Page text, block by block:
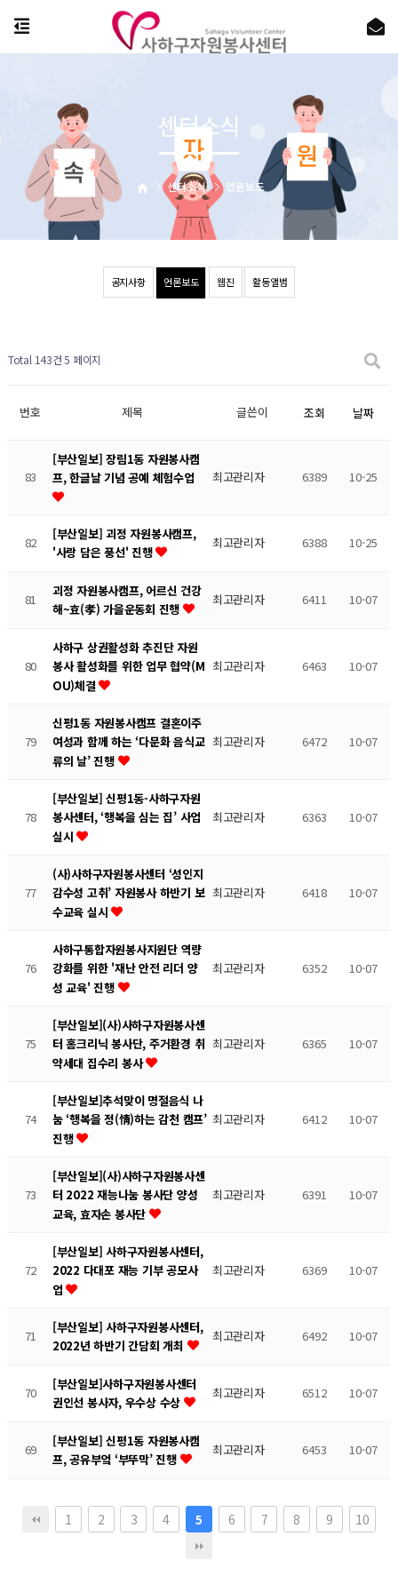
공지사항 언론보도 웹진 활동앨범
센터소식 언론보도
센터소식
Total 143건5 페이지
번호 제목 글쓴이 조회 날짜
83
[부산일보] 장림1동 자원봉사캠
프, 한글날 기념 공예 체험수업
최고관리자 6389 10-25
82
[부산일보] 괴정 자원봉사캠프,
'사랑 담은 풍선' 진행
최고관리자 6388 10-25
81
괴정 자원봉사캠프, 어르신 건강
해~효(孝) 가을운동회 진행
최고관리자 6411 10-07
80
사하구 상권활성화 추진단 자원
봉사 활성화를 위한 업무 협약(M
OU)체결
최고관리자 6463 10-07
79
신평1동 자원봉사캠프 결혼이주
여성과 함께 하는 ‘다문화 음식교
류의 날’ 진행
최고관리자 6472 10-07
78
[부산일보] 신평1동-사하구자원
봉사센터, ‘행복을 심는 집’ 사업
실시
최고관리자 6363 10-07
77
(사)사하구자원봉사센터 ‘성인지
감수성 고취’ 자원봉사 하반기 보
수교육 실시
최고관리자 6418 10-07
76
사하구통합자원봉사지원단 역량
강화를 위한 '재난 안전 리더 양
성 교육' 진행
최고관리자 6352 10-07
75
[부산일보](사)사하구자원봉사센
터 홈크리닉 봉사단, 주거환경 취
약세대 집수리 봉사
최고관리자 6365 10-07
74
[부산일보]추석맞이 명절음식 나
눔 ‘행복을 정(情)하는 감천 캠프’
진행
최고관리자 6412 10-07
73
[부산일보](사)사하구자원봉사센
터 2022 재능나눔 봉사단 양성
교육, 효자손 봉사단
최고관리자 6391 10-07
72
[부산일보] 사하구자원봉사센터,
2022 다대포 재능 기부 공모사
업
최고관리자 6369 10-07
71
[부산일보] 사하구자원봉사센터,
2022년 하반기 간담회 개최
최고관리자 6492 10-07
70
[부산일보]사하구자원봉사센터
권인선 봉사자, 우수상 수상
최고관리자 6512 10-07
69
[부산일보] 신평1동 자원봉사캠
프, 공유부엌 ‘부뚜막’ 진행
최고관리자 6453 10-07
1 2 3 4 5 6 7 8 9 10